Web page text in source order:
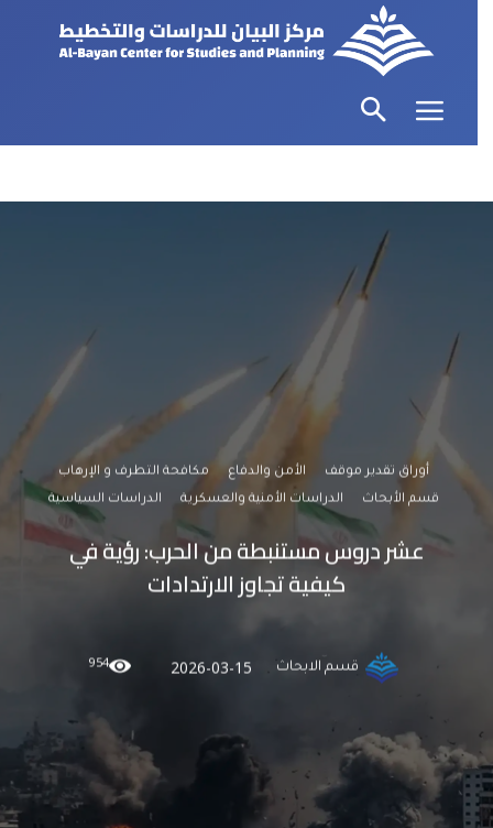
أوراق تقدير موقف الأمن والدفاع
مكافحة التطرف و الإرهاب
قسم الأبحاث
الدراسات الأمنية والعسكرية الدراسات السياسية
عشر دروس مستنبطة من الحرب: رؤية في
كيفية تجاوز الارتدادات
قسم الابحاث 2026-03-15
954